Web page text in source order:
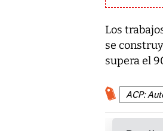
Los
se
supera el
ACP: